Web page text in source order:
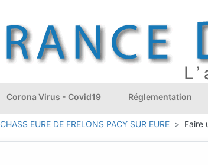
Corona Virus - Covid19 Réglementation
CHASS EURE DE FRELONS PACY SUR EURE Faire